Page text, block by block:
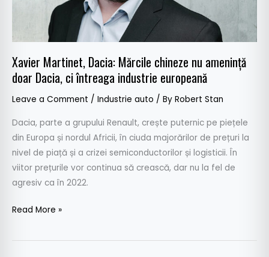
Xavier Martinet, Dacia: Mărcile chineze nu amenință
doar Dacia, ci întreaga industrie europeană
Leave a Comment / Industrie auto / By Robert Stan
Dacia, parte a grupului Renault, crește puternic pe piețele
din Europa și nordul Africii, în ciuda majorărilor de prețuri la
nivel de piață și a crizei semiconductorilor și logisticii. În
viitor prețurile vor continua să crească, dar nu la fel de
agresiv ca în 2022.
europeană
Read More »